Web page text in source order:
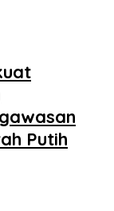
Putih